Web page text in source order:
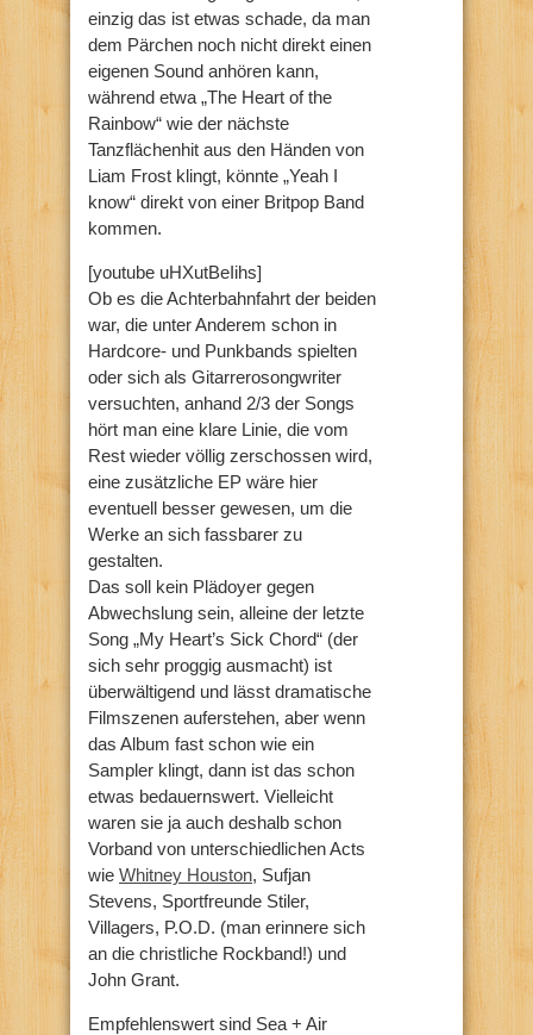
einzig das ist etwas schade, da man
dem Pärchen noch nicht direkt einen
eigenen Sound anhören kann,
während etwa „The Heart of the
Rainbow“ wie der nächste
Tanzflächenhit aus den Händen von
Liam Frost klingt, könnte „Yeah I
know“ direkt von einer Britpop Band
kommen.
[youtube uHXutBeIihs]
Ob es die Achterbahnfahrt der beiden
war, die unter Anderem schon in
Hardcore- und Punkbands spielten
oder sich als Gitarrerosongwriter
versuchten, anhand 2/3 der Songs
hört man eine klare Linie, die vom
Rest wieder völlig zerschossen wird,
eine zusätzliche EP wäre hier
eventuell besser gewesen, um die
Werke an sich fassbarer zu
gestalten.
Das soll kein Plädoyer gegen
Abwechslung sein, alleine der letzte
Song „My Heart’s Sick Chord“ (der
sich sehr proggig ausmacht) ist
überwältigend und lässt dramatische
Filmszenen auferstehen, aber wenn
das Album fast schon wie ein
Sampler klingt, dann ist das schon
etwas bedauernswert. Vielleicht
waren sie ja auch deshalb schon
Vorband von unterschiedlichen Acts
wie Whitney Houston, Sufjan
Stevens, Sportfreunde Stiler,
Villagers, P.O.D. (man erinnere sich
an die christliche Rockband!) und
John Grant.
Empfehlenswert sind Sea + Air